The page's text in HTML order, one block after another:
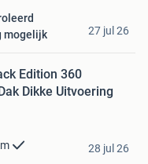
mogelijk
27 jul 26
Edition 360
Dikke Uitvoering
28 jul 26